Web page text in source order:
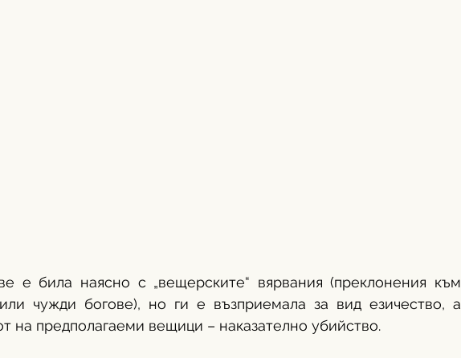
е била наясно с „вещерските“ вярвания (преклонения към
чужди богове), но ги е възприемала за вид езичество, а
на предполагаеми вещици – наказателно убийство.